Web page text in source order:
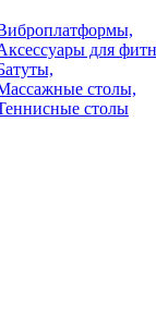
для
столы,
столы